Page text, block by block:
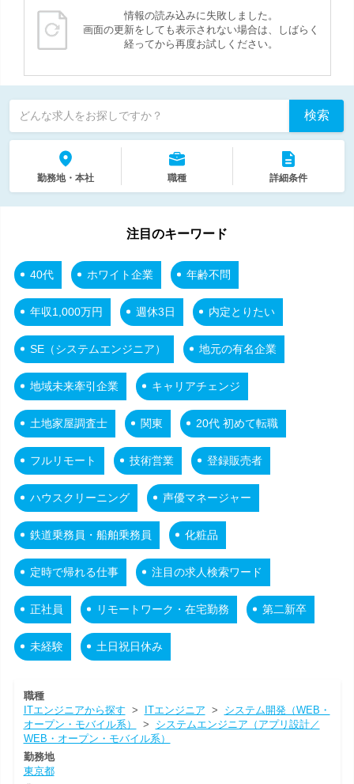
情報の読み込みに失敗しました。
画面の更新をしても表示されない場合は、しばらく
経ってから再度お試しください。
どんな求人をお探しですか？ 検索
勤務地・本社 職種 詳細条件
注目のキーワード
40代 ホワイト企業 年齢不問
年収1,000万円 週休3日 内定とりたい
SE（システムエンジニア） 地元の有名企業
地域未来牽引企業 キャリアチェンジ
土地家屋調査士 関東 20代 初めて転職
フルリモート 技術営業 登録販売者
ハウスクリーニング 声優マネージャー
鉄道乗務員・船舶乗務員 化粧品
定時で帰れる仕事 注目の求人検索ワード
正社員 リモートワーク・在宅勤務 第二新卒
未経験 土日祝日休み
職種
ITエンジニアから探す > ITエンジニア > システム開発（WEB・
オープン・モバイル系）
> システムエンジニア（アプリ設計／
WEB・オープン・モバイル系）
勤務地
東京都